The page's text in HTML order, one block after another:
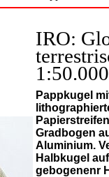
IRO:
Pappkugel
Gradbogen
Aluminium.
Halbkugel auf
gebogenenr